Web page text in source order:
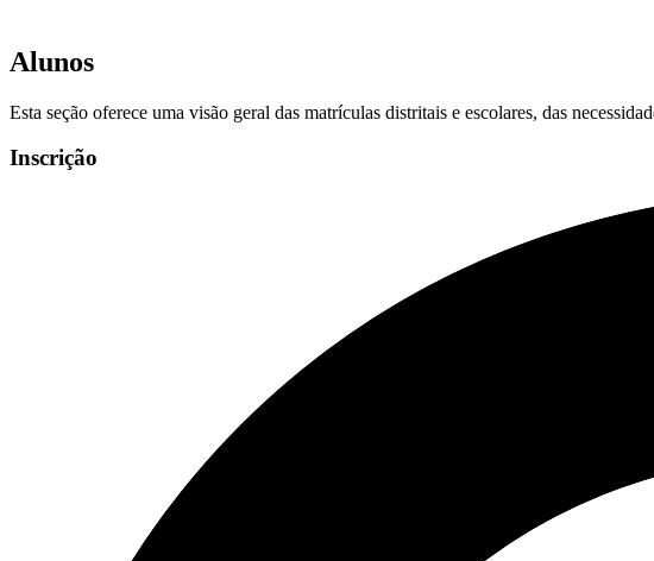
Alunos
Esta seção oferece uma visão geral das matrículas distritais e escolares, das
Inscrição